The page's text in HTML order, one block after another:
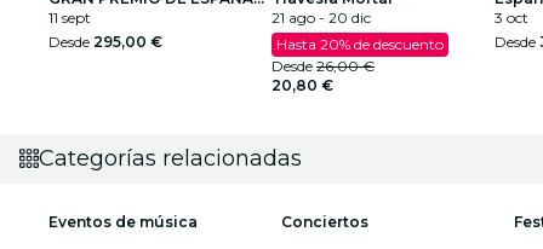
2026
11 sept
Desde 295,00 €
21 ago - 20 dic
Hasta 20% de descuento
Desde 26,00 €
20,80 €
3 oct
Desde
Categorías relacionadas
Eventos de música Conciertos